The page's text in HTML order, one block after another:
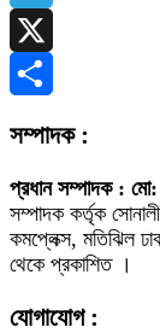
Telegram
X
সম্পাদক :
প্রধান সম্পাদক :
সম্পাদক কর্তৃক
কমপ্লেক্স, মতিঝিল
থেকে প্রকাশিত ।
যোগাযোগ :